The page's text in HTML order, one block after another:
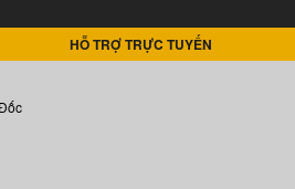
HỖ TRỢ TRỰC TUYẾN